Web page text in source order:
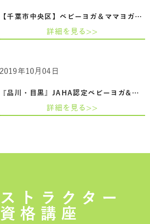
【千葉市中央区】ベビーヨガ＆ママヨガイ…
詳細を見る>>
『品川・目黒』JAHA認定ベビーヨガ&ママヨ…
2019年10月04日
詳細を見る>>
トラクター
資格講座